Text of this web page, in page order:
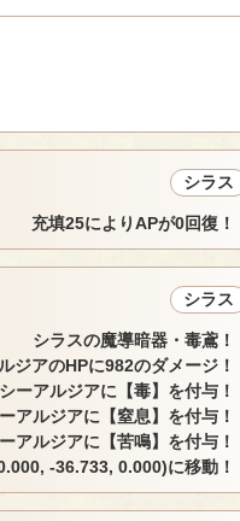
シラス
充填25によりAPが0回復！
シラス
シラスの魔導暗器・毒鳶！
ジアのHPに982のダメージ！
ーアルジアに【毒】を付与！
アルジアに【窒息】を付与！
アルジアに【苦鳴】を付与！
-36.733, 0.000)に移動！